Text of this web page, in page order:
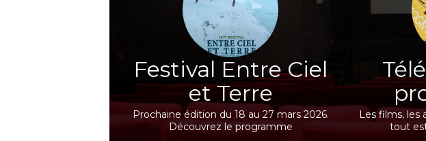
Festival Entre Ciel
et Terre
Prochaine édition du 18 au 27 mars 2026.
Découvrez le programme
Les films, les
tout